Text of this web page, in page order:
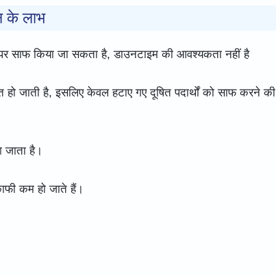
के लाभ
साफ किया जा सकता है, डाउनटाइम की आवश्यकता नहीं है
जाती है, इसलिए केवल हटाए गए दूषित पदार्थों को साफ करने की
है।
कम हो जाते हैं।